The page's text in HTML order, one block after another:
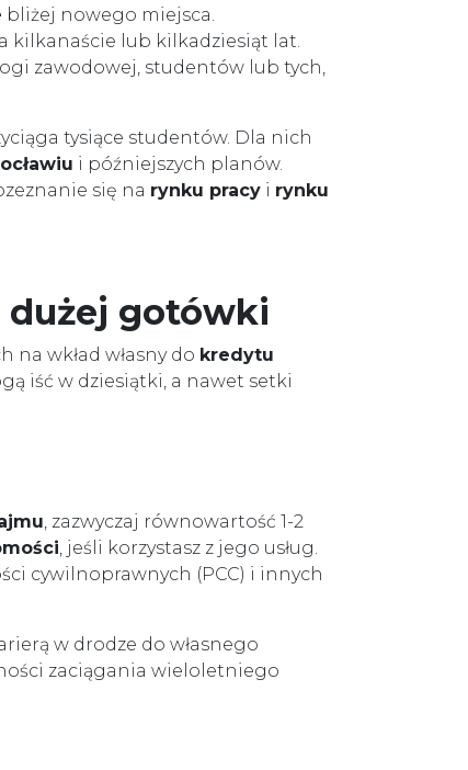
bliżej nowego miejsca.
kilkanaście lub kilkadziesiąt lat.
zawodowej, studentów lub tych,
tysiące studentów. Dla nich
i późniejszych planów.
się na rynku pracy i rynku
dużej gotówki
na wkład własny do kredytu
iść w dziesiątki, a nawet setki
, zazwyczaj równowartość 1-2
, jeśli korzystasz z jego usług.
cywilnoprawnych (PCC) i innych
w drodze do własnego
zaciągania wieloletniego